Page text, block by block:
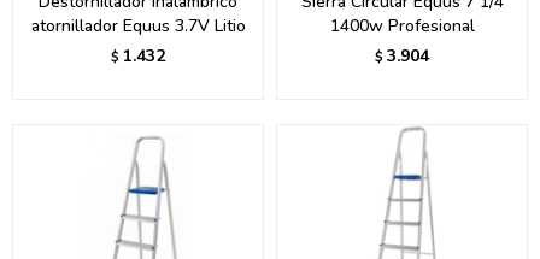
atornillador Equus 3.7V Litio
$ 1.432
1400w Profesional
$ 3.904